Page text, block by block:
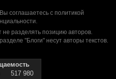
соглашаетесь с политикой
.
разделять позицию авторов.
"Блоги" несут авторы текстов.
517 980